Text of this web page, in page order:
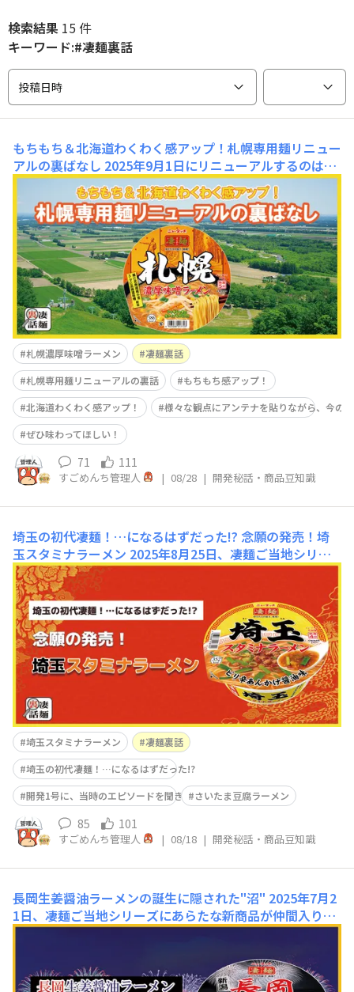
検索結果 15 件
キーワード:#凄麺裏話
投稿日時
もちもち＆北海道わくわく感アップ！札幌専用麺リニュー
アルの裏ばなし 2025年9月1日にリニューアルするのは
「凄麺 札幌濃厚味噌ラーメン」✨日本３大ご当地ラーメ
ンの一つ「北海道：札幌味噌ラーメン」を本格再現した全
国的にも大人気の一品です。今回のリニューアルポイント
は、ズバリ「麺」。凄麺が最もこだわっている、ノンフラ
イ麺が、さらにパワーアップ！しかも、ただのパワーアッ
札幌濃厚味噌ラーメン
凄麺裏話
札幌専用麺リニューアルの裏話
もちもち感アップ！
北海道わくわく感アップ！
様々な観点にアンテナを貼りながら、今の
ぜひ味わってほしい！
71 111
すごめんち管理人 | 08/28 | 開発秘話・商品豆知識
埼玉の初代凄麺！…になるはずだった!? 念願の発売！埼
玉スタミナラーメン 2025年8月25日、凄麺ご当地シリー
ズにまたまた新商品が仲間入り✨その名は「凄麺 埼玉ス
タミナラーメン」！凄メンバーのみなさまのなかには凄麺
の埼玉ご当地ラーメンと言えば…で違う商品を思い浮かべ
る方もいらっしゃるかもしれません。実は、2016～2020
年まで別の埼玉ご当地ラーメンを発売していた、とい
埼玉スタミナラーメン
凄麺裏話
埼玉の初代凄麺！…になるはずだった!?
開発1号に、当時のエピソードを聞きましたさいたま豆腐ラーメン
85 101
すごめんち管理人 | 08/18 | 開発秘話・商品豆知識
長岡生姜醤油ラーメンの誕生に隠された"沼" 2025年7月2
1日、凄麺ご当地シリーズにあらたな新商品が仲間入り✨
その商品とは「凄麺 長岡生姜醤油ラーメン」！あれ…？
け？と思われた方は、ヤマダイ通👀長岡生姜醤油ラーメン
は、フライ麺商品を展開している「ニュータッチ」にて2